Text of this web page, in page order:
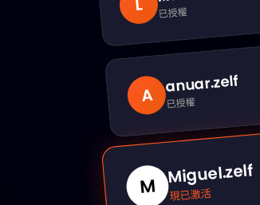
L 已授權
A anuar.zelf
已授權
M Miguel.zelf
現已激活